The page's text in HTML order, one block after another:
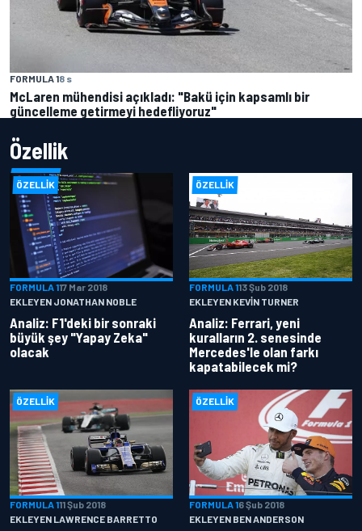
FORMULA 18 s
McLaren mühendisi açıkladı: "Bakü için kapsamlı bir
güncelleme getirmeyi hedefliyoruz"
Özellik
ÖZELLIK
FORMULA 117 Mar 2018
EKLEYEN JONATHAN NOBLE
Analiz: F1'deki bir sonraki
büyük şey "Yapay Zeka"
olacak
ÖZELLIK
FORMULA 113 Şub 2018
EKLEYEN KEVIN TURNER
Analiz: Ferrari, yeni
kuralların 2. senesinde
Mercedes'le olan farkı
kapatabilecek mi?
ÖZELLIK
FORMULA 111 Şub 2018
EKLEYEN LAWRENCE BARRETTO
ÖZELLIK
FORMULA 16 Şub 2018
EKLEYEN BEN ANDERSON